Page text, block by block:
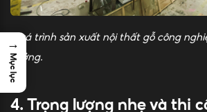
Quá trình sản xuất nội thất gỗ công
xưởng.
4. Trọng lượng nhẹ và thi
→
Mục lục